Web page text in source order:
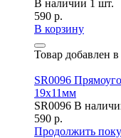
В наличии 1 шт.
590 р.
В корзину
Товар добавлен
SR0096
19х11мм
SR0096 В
590 р.
Продолжить